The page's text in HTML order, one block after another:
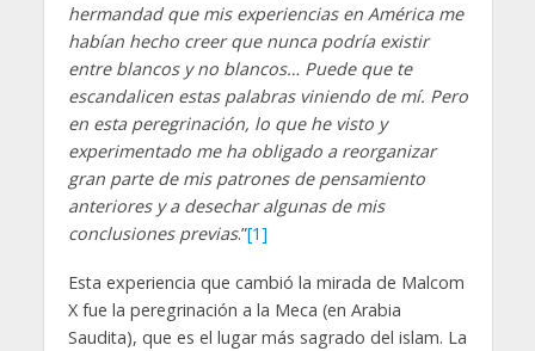
hermandad que mis experiencias en América me
habían hecho creer que nunca podría existir
entre blancos y no blancos… Puede que te
escandalicen estas palabras viniendo de mí. Pero
en esta peregrinación, lo que he visto y
experimentado me ha obligado a reorganizar
gran parte de mis patrones de pensamiento
anteriores y a desechar algunas de mis
conclusiones previas.”[1]
Esta experiencia que cambió la mirada de Malcom
X fue la peregrinación a la Meca (en Arabia
Saudita), que es el lugar más sagrado del islam. La